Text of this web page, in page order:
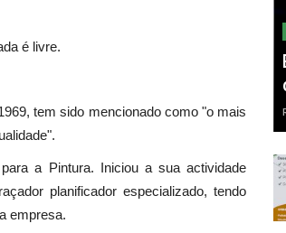
é livre.
tem sido mencionado como "o mais
a Pintura. Iniciou a sua actividade
planificador especializado, tendo
empresa.